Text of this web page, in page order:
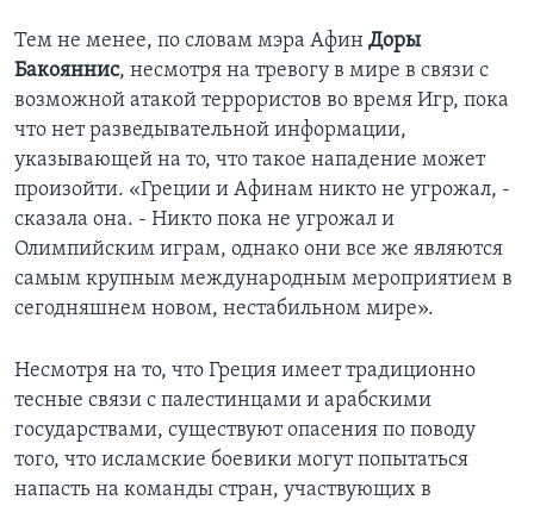
Тем не менее, по словам мэра Афин Доры
Бакояннис, несмотря на тревогу в мире в связи с
возможной атакой террористов во время Игр, пока
что нет разведывательной информации,
указывающей на то, что такое нападение может
произойти. «Греции и Афинам никто не угрожал, -
сказала она. - Никто пока не угрожал и
Олимпийским играм, однако они все же являются
самым крупным международным мероприятием в
сегодняшнем новом, нестабильном мире».
Несмотря на то, что Греция имеет традиционно
тесные связи с палестинцами и арабскими
государствами, существуют опасения по поводу
того, что исламские боевики могут попытаться
напасть на команды стран, участвующих в